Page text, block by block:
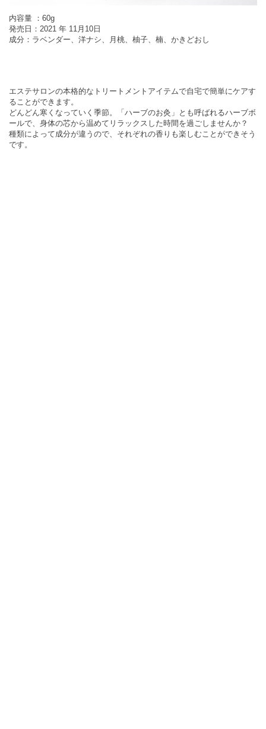
内容量 ：60g
発売日：2021 年 11月10日
成分：ラベンダー、洋ナシ、月桃、柚子、楠、かきどおし
エステサロンの本格的なトリートメントアイテムで自宅で簡単にケアす
ることができます。
どんどん寒くなっていく季節。「ハーブのお灸」とも呼ばれるハーブボ
ールで、身体の芯から温めてリラックスした時間を過ごしませんか？
種類によって成分が違うので、それぞれの香りも楽しむことができそう
です。